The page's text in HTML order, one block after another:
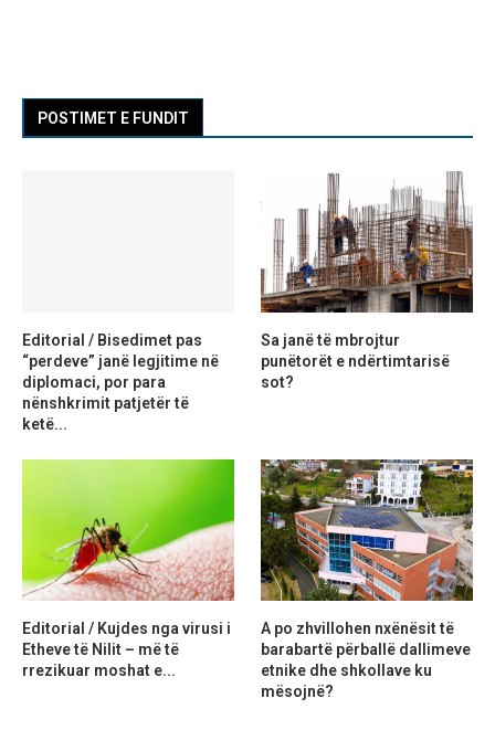
POSTIMET E FUNDIT
Editorial / Bisedimet pas
“perdeve” janë legjitime në
diplomaci, por para
nënshkrimit patjetër të
ketë...
Sa janë të mbrojtur
punëtorët e ndërtimtarisë
sot?
Editorial / Kujdes nga virusi i
Etheve të Nilit – më të
rrezikuar moshat e...
A po zhvillohen nxënësit të
barabartë përballë dallimeve
etnike dhe shkollave ku
mësojnë?